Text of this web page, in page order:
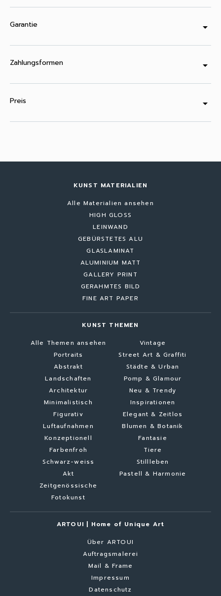
Garantie arrow_drop_down
Zahlungsformen arrow_drop_down
Preis arrow_drop_down
KUNST MATERIALIEN
Alle Materialien ansehen
HIGH GLOSS
LEINWAND
GEBÜRSTETES ALU
GLASLAMINAT
ALUMINIUM MATT
GALLERY PRINT
GERAHMTES BILD
FINE ART PAPER
KUNST THEMEN
Alle Themen ansehen
Portraits
Abstrakt
Landschaften
Architektur
Minimalistisch
Figurativ
Luftaufnahmen
Konzeptionell
Farbenfroh
Schwarz-weiss
Akt
Zeitgenössische
Fotokunst
Vintage
Street Art & Graffiti
Städte & Urban
Pomp & Glamour
Neu & Trendy
Inspirationen
Elegant & Zeitlos
Blumen & Botanik
Fantasie
Tiere
Stillleben
Pastell & Harmonie
ARTOUI | Home of Unique Art
Über ARTOUI
Auftragsmalerei
Mail & Frame
Impressum
Datenschutz